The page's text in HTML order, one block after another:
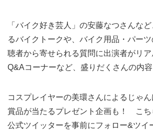
「バイク好き芸人」の安藤なつさんな
るバイクトークや、バイク用品・パー
聴者から寄せられる質問に出演者がリ
Q&Aコーナーなど、盛りだくさんの内容
コスプレイヤーの美環さんによるじゃ
賞品が当たるプレゼント企画も！ こち
公式ツイッターを事前にフォロー&ツイ